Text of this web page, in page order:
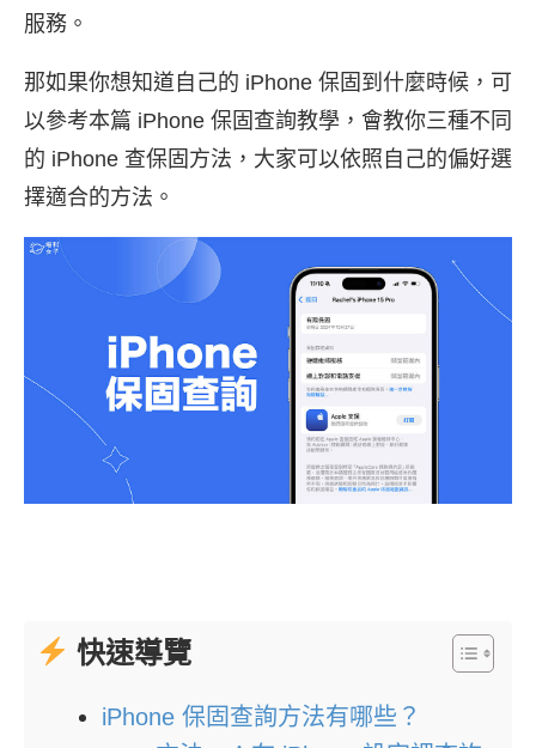
服務。
那如果你想知道自己的 iPhone 保固到什麼時候，可
以參考本篇 iPhone 保固查詢教學，會教你三種不同
的 iPhone 查保固方法，大家可以依照自己的偏好選
擇適合的方法。
快速導覽
iPhone 保固查詢方法有哪些？